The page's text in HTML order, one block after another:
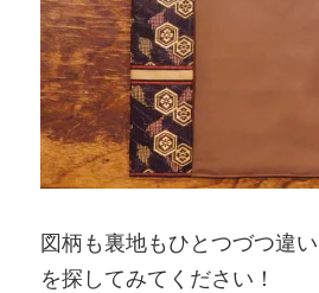
図柄も裏地もひとつづつ違
を探してみてください！